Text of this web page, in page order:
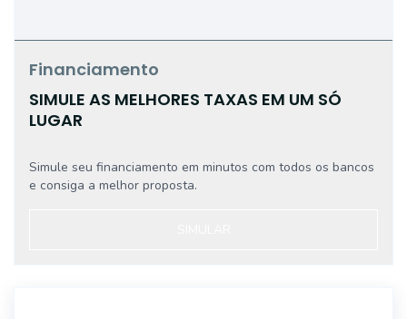
Financiamento
SIMULE AS MELHORES TAXAS EM UM SÓ
LUGAR
Simule seu financiamento em minutos com todos os bancos
e consiga a melhor proposta.